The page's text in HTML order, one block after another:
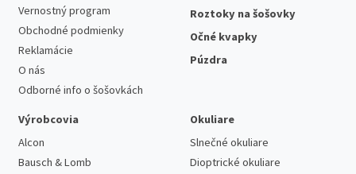
Vernostný program
Obchodné podmienky
Reklamácie
O nás
Odborné info o šošovkách
Roztoky na šošovky
Očné kvapky
Púzdra
Výrobcovia
Alcon
Bausch & Lomb
Okuliare
Slnečné okuliare
Dioptrické okuliare